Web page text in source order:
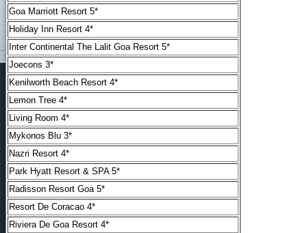
Goa Marriott Resort 5*
Holiday Inn Resort 4*
Inter Continental The Lalit Goa Resort 5*
Joecons 3*
Kenilworth Beach Resort 4*
Lemon Tree 4*
Living Room 4*
Mykonos Blu 3*
Nazri Resort 4*
Park Hyatt Resort & SPA 5*
Radisson Resort Goa 5*
Resort De Coracao 4*
Riviera De Goa Resort 4*